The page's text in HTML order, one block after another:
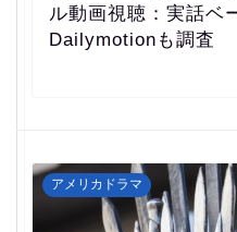
ル動画視聴：実話ベ
Dailymotionも調査
アメリカドラマ